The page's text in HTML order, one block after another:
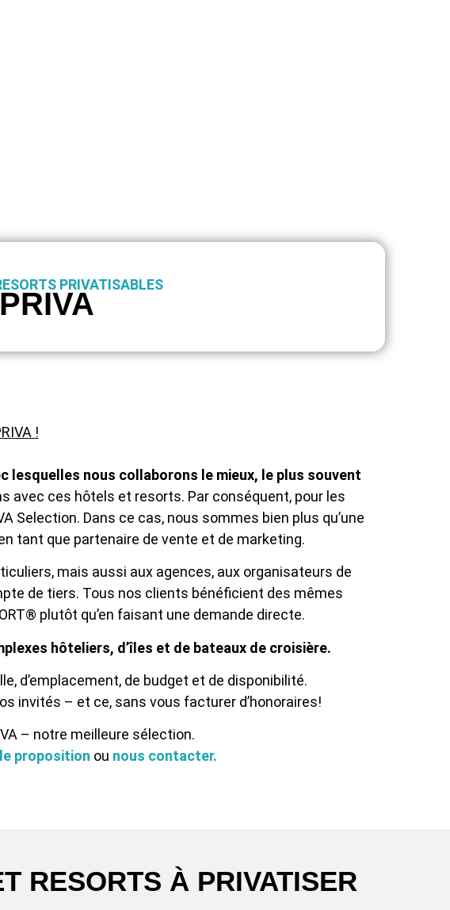
PRIVATISABLES
!
lesquelles nous collaborons le mieux, le plus souvent
avec ces hôtels et resorts. Par conséquent, pour les
Selection. Dans ce cas, nous sommes bien plus qu’une
tant que partenaire de vente et de marketing.
mais aussi aux agences, aux organisateurs de
de tiers. Tous nos clients bénéficient des mêmes
plutôt qu’en faisant une demande directe.
hôteliers, d’îles et de bateaux de croisière.
d’emplacement, de budget et de disponibilité.
invités – et ce, sans vous facturer d’honoraires!
– notre meilleure sélection.
proposition ou nous contacter.
RESORTS À PRIVATISER